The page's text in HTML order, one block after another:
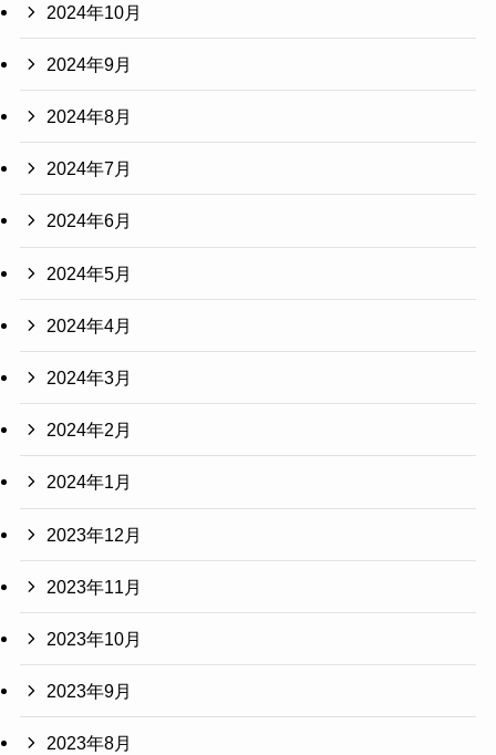
2024年10月
2024年9月
2024年8月
2024年7月
2024年6月
2024年5月
2024年4月
2024年3月
2024年2月
2024年1月
2023年12月
2023年11月
2023年10月
2023年9月
2023年8月